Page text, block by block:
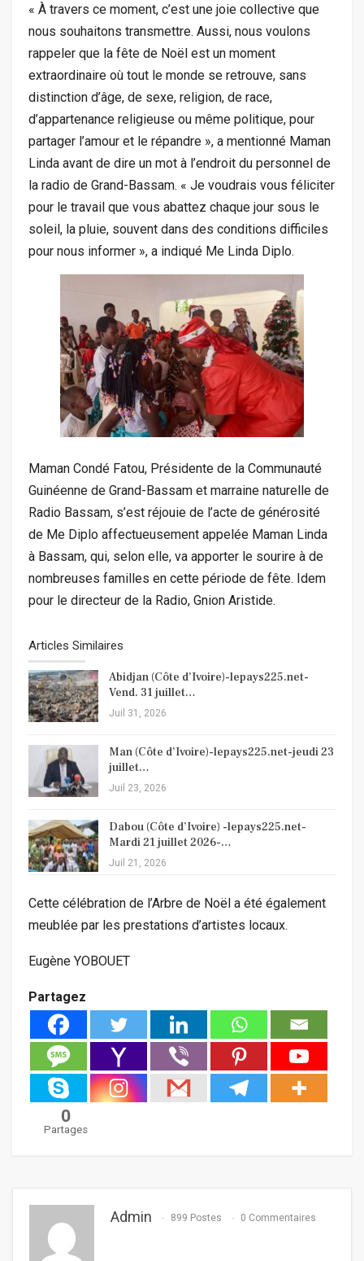
« À travers ce moment, c’est une joie collective que
nous souhaitons transmettre. Aussi, nous voulons
rappeler que la fête de Noël est un moment
extraordinaire où tout le monde se retrouve, sans
distinction d’âge, de sexe, religion, de race,
d’appartenance religieuse ou même politique, pour
partager l’amour et le répandre », a mentionné Maman
Linda avant de dire un mot à l’endroit du personnel de
la radio de Grand-Bassam. « Je voudrais vous féliciter
pour le travail que vous abattez chaque jour sous le
soleil, la pluie, souvent dans des conditions difficiles
pour nous informer », a indiqué Me Linda Diplo.
Maman Condé Fatou, Présidente de la Communauté
Guinéenne de Grand-Bassam et marraine naturelle de
Radio Bassam, s’est réjouie de l’acte de générosité
de Me Diplo affectueusement appelée Maman Linda
à Bassam, qui, selon elle, va apporter le sourire à de
nombreuses familles en cette période de fête. Idem
pour le directeur de la Radio, Gnion Aristide.
Articles Similaires
Abidjan (Côte d’Ivoire)-lepays225.net-
Vend. 31 juillet…
Juil 31, 2026
Man (Côte d’Ivoire)-lepays225.net-jeudi 23
juillet…
Juil 23, 2026
Dabou (Côte d’Ivoire) -lepays225.net-
Mardi 21 juillet 2026-…
Juil 21, 2026
Cette célébration de l’Arbre de Noël a été également
meublée par les prestations d’artistes locaux.
Eugène YOBOUET
Partagez
0
Partages
Admin 899 Postes 0 Commentaires